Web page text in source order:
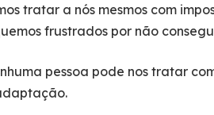
tratar a nós mesmos com
frustrados por não
pessoa pode nos tratar